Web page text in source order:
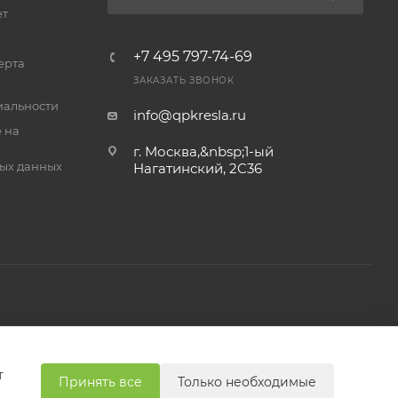
на
данных
+7 495 797-74-69
ЗАКАЗАТЬ ЗВОНОК
info@qpkresla.ru
г. Москва,&nbsp;1-ый
Нагатинский, 2C36
Принять все Только необходимые